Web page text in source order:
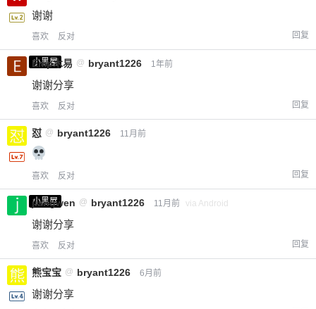
谢谢
喜欢 反对 回复
小黑屋
Emp木易 @ bryant1226 1年前
谢谢分享
喜欢 反对 回复
怼 @ bryant1226 11月前
喜欢 反对 回复
小黑屋
jiangwen @ bryant1226 11月前 via Android
谢谢分享
喜欢 反对 回复
熊宝宝 @ bryant1226 6月前
谢谢分享